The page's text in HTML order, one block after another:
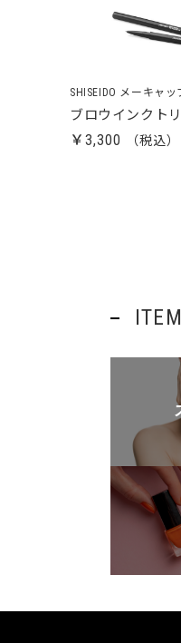
SHISEIDO メーキャッ
ブロウインクト
￥3,300